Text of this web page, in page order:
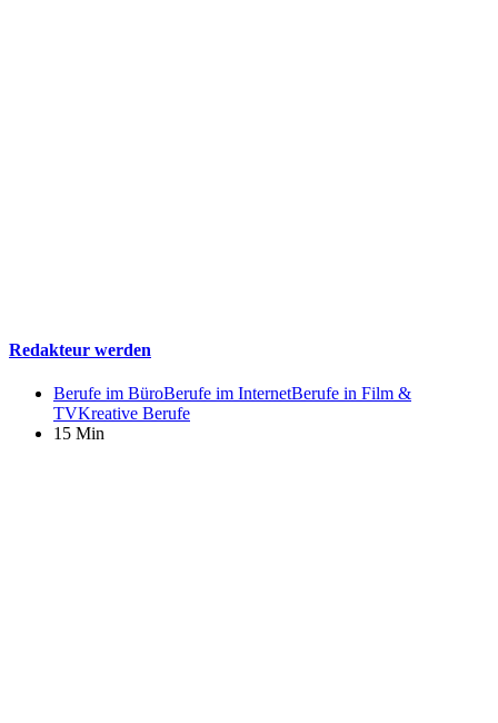
Redakteur werden
Berufe im BüroBerufe im InternetBerufe in Film &
TVKreative Berufe
15 Min